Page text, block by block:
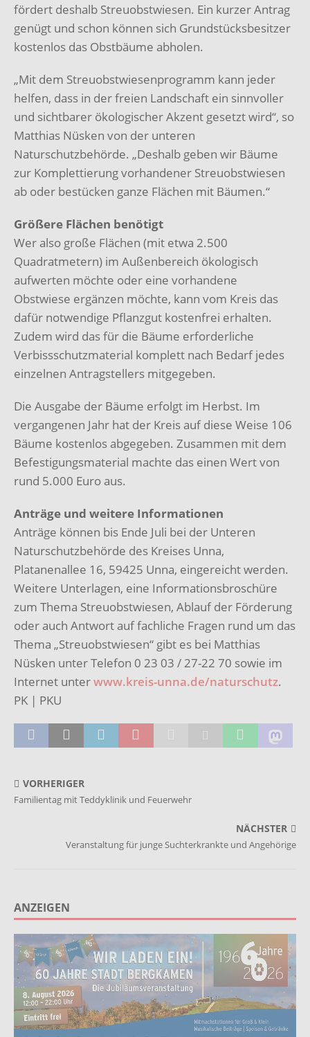
fördert deshalb Streuobstwiesen. Ein kurzer Antrag
genügt und schon können sich Grundstücksbesitzer
kostenlos das Obstbäume abholen.
„Mit dem Streuobstwiesenprogramm kann jeder
helfen, dass in der freien Landschaft ein sinnvoller
und sichtbarer ökologischer Akzent gesetzt wird“, so
Matthias Nüsken von der unteren
Naturschutzbehörde. „Deshalb geben wir Bäume
zur Komplettierung vorhandener Streuobstwiesen
ab oder bestücken ganze Flächen mit Bäumen.“
Größere Flächen benötigt
Wer also große Flächen (mit etwa 2.500
Quadratmetern) im Außenbereich ökologisch
aufwerten möchte oder eine vorhandene
Obstwiese ergänzen möchte, kann vom Kreis das
dafür notwendige Pflanzgut kostenfrei erhalten.
Zudem wird das für die Bäume erforderliche
Verbissschutzmaterial komplett nach Bedarf jedes
einzelnen Antragstellers mitgegeben.
Die Ausgabe der Bäume erfolgt im Herbst. Im
vergangenen Jahr hat der Kreis auf diese Weise 106
Bäume kostenlos abgegeben. Zusammen mit dem
Befestigungsmaterial machte das einen Wert von
rund 5.000 Euro aus.
Anträge und weitere Informationen
Anträge können bis Ende Juli bei der Unteren
Naturschutzbehörde des Kreises Unna,
Platanenallee 16, 59425 Unna, eingereicht werden.
Weitere Unterlagen, eine Informationsbroschüre
zum Thema Streuobstwiesen, Ablauf der Förderung
oder auch Antwort auf fachliche Fragen rund um das
Thema „Streuobstwiesen“ gibt es bei Matthias
Nüsken unter Telefon 0 23 03 / 27-22 70 sowie im
Internet unterwww.kreis-unna.de/naturschutz.
PK | PKU
VORHERIGER
Familientag mit Teddyklinik und Feuerwehr
NÄCHSTER
Veranstaltung für junge Suchterkrankte und Angehörige
ANZEIGEN